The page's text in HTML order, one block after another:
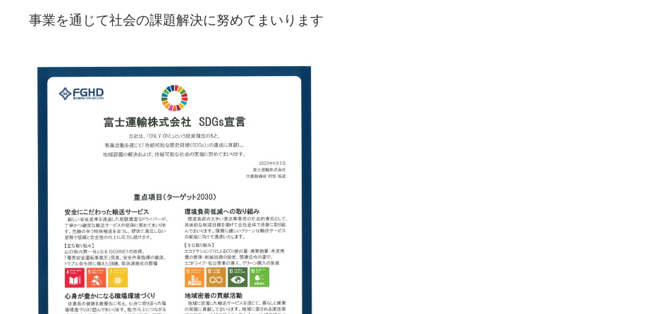
事業を通じて社会の課題解決に努めてまいります